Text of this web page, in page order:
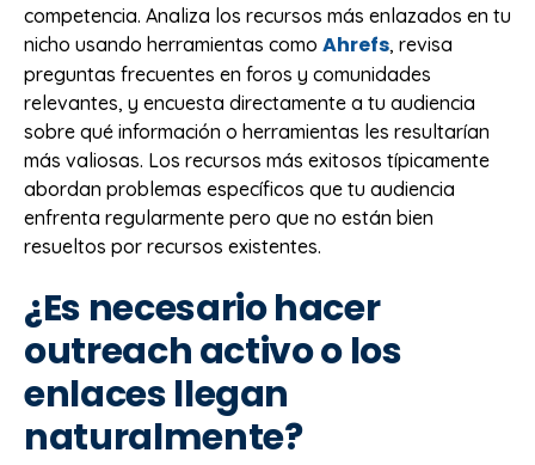
competencia. Analiza los recursos más enlazados en tu
nicho usando herramientas como Ahrefs, revisa
preguntas frecuentes en foros y comunidades
relevantes, y encuesta directamente a tu audiencia
sobre qué información o herramientas les resultarían
más valiosas. Los recursos más exitosos típicamente
abordan problemas específicos que tu audiencia
enfrenta regularmente pero que no están bien
resueltos por recursos existentes.
¿Es necesario hacer
outreach activo o los
enlaces llegan
naturalmente?